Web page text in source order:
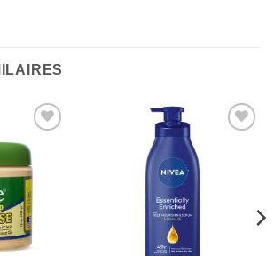
Ajouter
à la liste
de
souhaits